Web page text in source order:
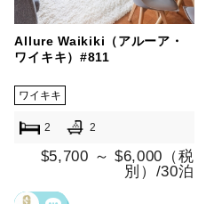
Allure Waikiki（アルーア・
ワイキキ）#811
ワイキキ
2 2
$5,700 ～ $6,000（税
別）/30泊